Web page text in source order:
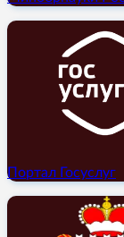
Портал Госуслуг